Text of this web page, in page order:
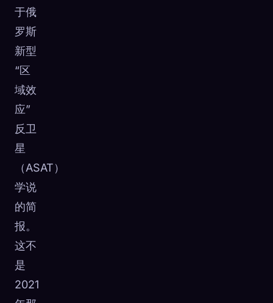
于俄
罗斯
新型
“区
域效
应”
反卫
星
（ASAT）
学说
的简
报。
这不
是
2021